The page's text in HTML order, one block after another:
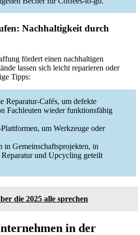
Nachhaltigkeit durch
fördert einen nachhaltigen
lassen sich leicht reparieren oder
Tipps:
Reparatur-Cafés, um defekte
Fachleuten wieder funktionsfähig
um Werkzeuge oder
in Gemeinschaftsprojekten, in
Reparatur und Upcycling geteilt
die 2025 alle sprechen
in der